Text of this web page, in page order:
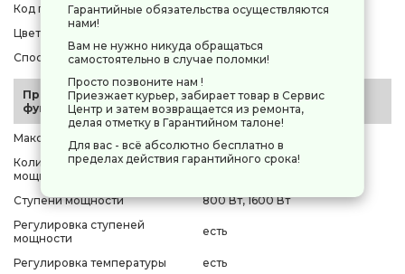
Код производителя
[67/4/2]
Цвет корпуса
Способ установки / крепления
напольный, настенный
Производительность и
функционал
Максимальная мощность
1600 Вт
Количество уровней
мощности
Ступени мощности
800 Вт, 1600 Вт
Регулировка ступеней
мощности
есть
Регулировка температуры
есть
Гарантийные обязательства осуществляются
нами!
Вам не нужно никуда обращаться
самостоятельно в случае поломки!
Просто позвоните нам !
Приезжает курьер, забирает товар в Сервис
Центр и затем возвращается из ремонта,
делая отметку в Гарантийном талоне!
Для вас - всё абсолютно бесплатно в
пределах действия гарантийного срока!